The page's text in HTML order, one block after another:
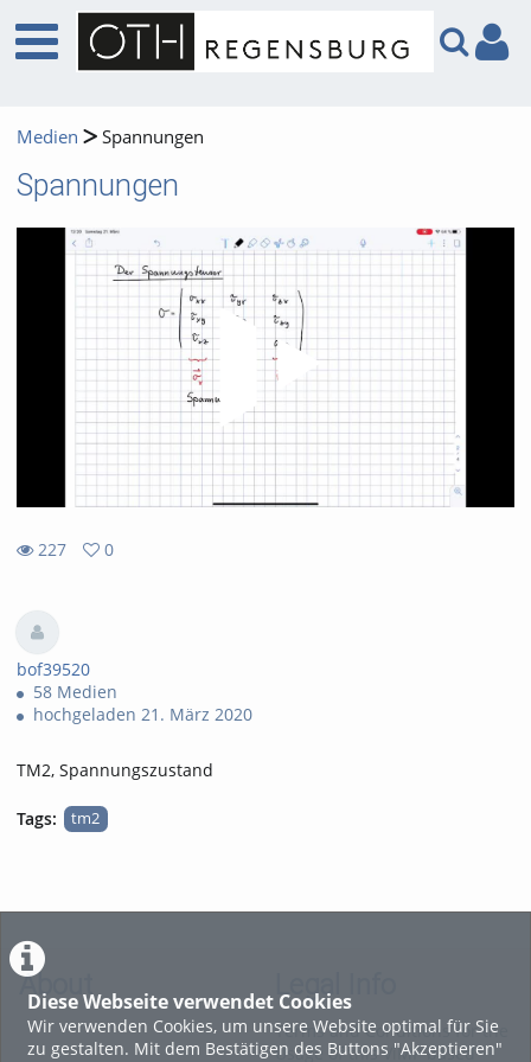
Diese Webseite verwendet Cookies
Wir verwenden Cookies, um unsere Website optimal für Sie
zu gestalten. Mit dem Bestätigen des Buttons "Akzeptieren"
Medien Spannungen
Spannungen
227
0
bof39520
58 Medien
hochgeladen 21. März 2020
TM2, Spannungszustand
Tags: tm2
About Legal Info
Terms and Conditions for the
Usage of this ViMP based